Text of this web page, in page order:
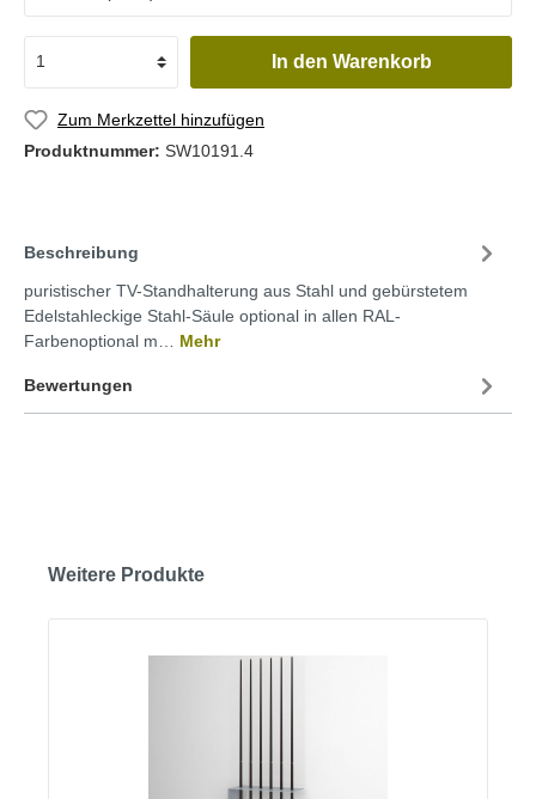
In den Warenkorb
Zum Merkzettel hinzufügen
Produktnummer: SW10191.4
Beschreibung
puristischer TV-Standhalterung aus Stahl und gebürstetem
Edelstahleckige Stahl-Säule optional in allen RAL-
Farbenoptional m… Mehr
Bewertungen
Weitere Produkte